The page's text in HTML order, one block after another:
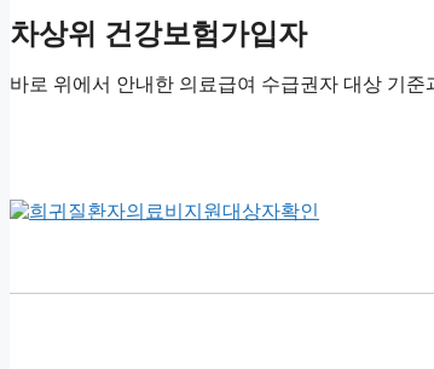
차상위 건강보험가입자
바로 위에서 안내한 의료급여 수급권자 대상 기준